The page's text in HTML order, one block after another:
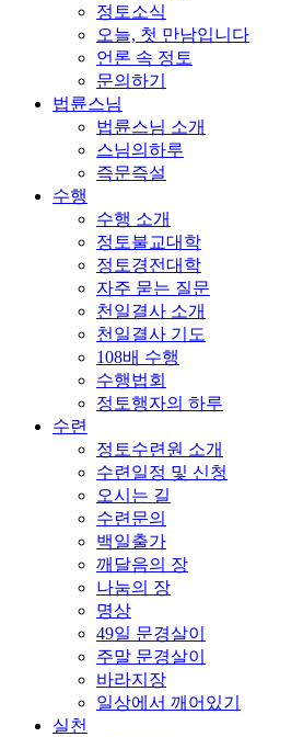
정토소식
오늘, 첫 만남입니다
언론 속 정토
문의하기
법륜스님
법륜스님 소개
스님의하루
즉문즉설
수행
수행 소개
정토불교대학
정토경전대학
자주 묻는 질문
천일결사 소개
천일결사 기도
108배 수행
수행법회
정토행자의 하루
수련
정토수련원 소개
수련일정 및 신청
오시는 길
수련문의
백일출가
깨달음의 장
나눔의 장
명상
49일 문경살이
주말 문경살이
바라지장
일상에서 깨어있기
실천